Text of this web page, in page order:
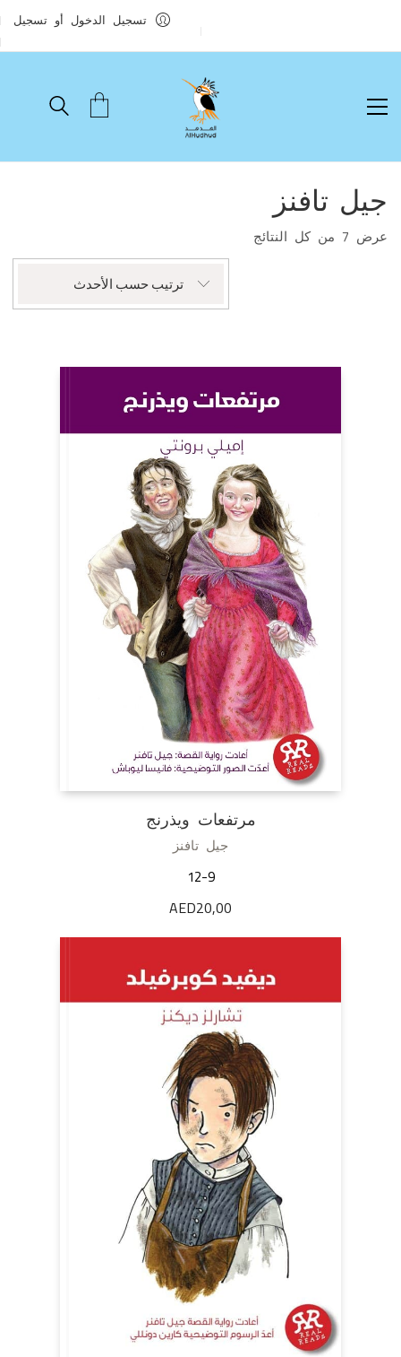
تسجيل الدخول أو تسجيل
جيل تافنز
عرض ⁦7⁩ من كل النتائج
الفرز
الأحدث
ترتيب حسب الأحدث
مرتفعات ويذرنج
جيل تافنز
12-9
AED20,00